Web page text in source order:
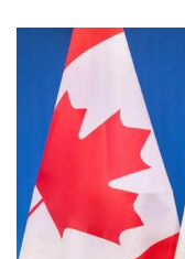
contenido